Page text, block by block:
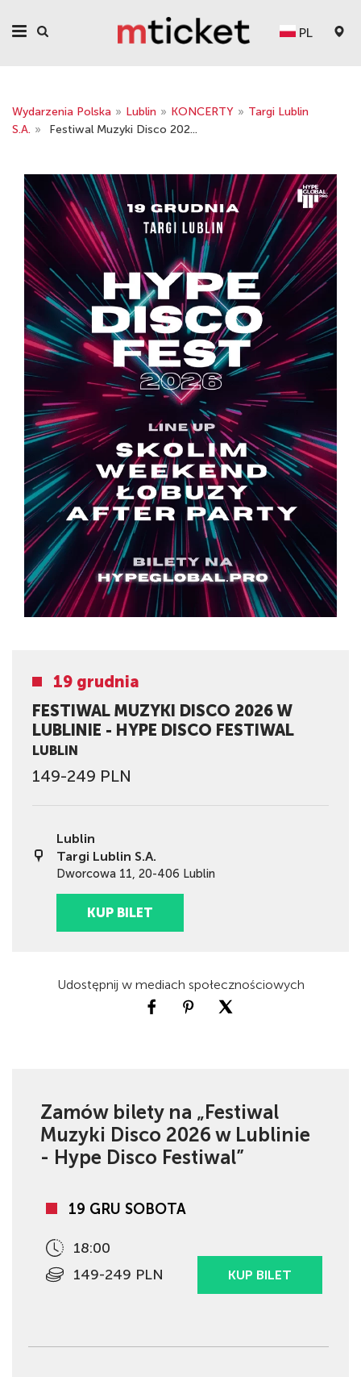
PL
Wydarzenia Polska » Lublin » KONCERTY » Targi Lublin
S.A. » Festiwal Muzyki Disco 202...
19 grudnia
FESTIWAL MUZYKI DISCO 2026 W
LUBLINIE - HYPE DISCO FESTIWAL
LUBLIN
149-249 PLN
Lublin
Targi Lublin S.A.
Dworcowa 11, 20-406 Lublin
KUP BILET
Udostępnij w mediach społecznościowych
Zamów bilety na „Festiwal
Muzyki Disco 2026 w Lublinie
- Hype Disco Festiwal”
19 GRU SOBOTA
18:00
149-249 PLN
KUP BILET